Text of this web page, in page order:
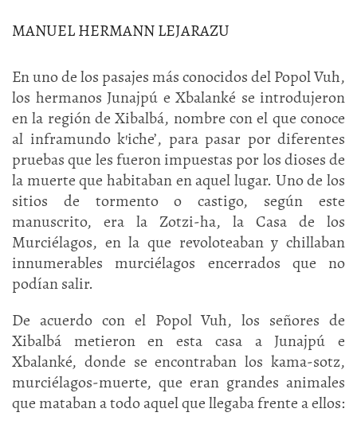
MANUEL HERMANN LEJARAZU
En uno de los pasajes más conocidos del Popol Vuh,
los hermanos Junajpú e Xbalanké se introdujeron
en la región de Xibalbá, nombre con el que conoce
al inframundo k’iche’, para pasar por diferentes
pruebas que les fueron impuestas por los dioses de
la muerte que habitaban en aquel lugar. Uno de los
sitios de tormento o castigo, según este
manuscrito, era la Zotzi-ha, la Casa de los
Murciélagos, en la que revoloteaban y chillaban
innumerables murciélagos encerrados que no
podían salir.
De acuerdo con el Popol Vuh, los señores de
Xibalbá metieron en esta casa a Junajpú e
Xbalanké, donde se encontraban los kama-sotz,
murciélagos-muerte, que eran grandes animales
que mataban a todo aquel que llegaba frente a ellos: